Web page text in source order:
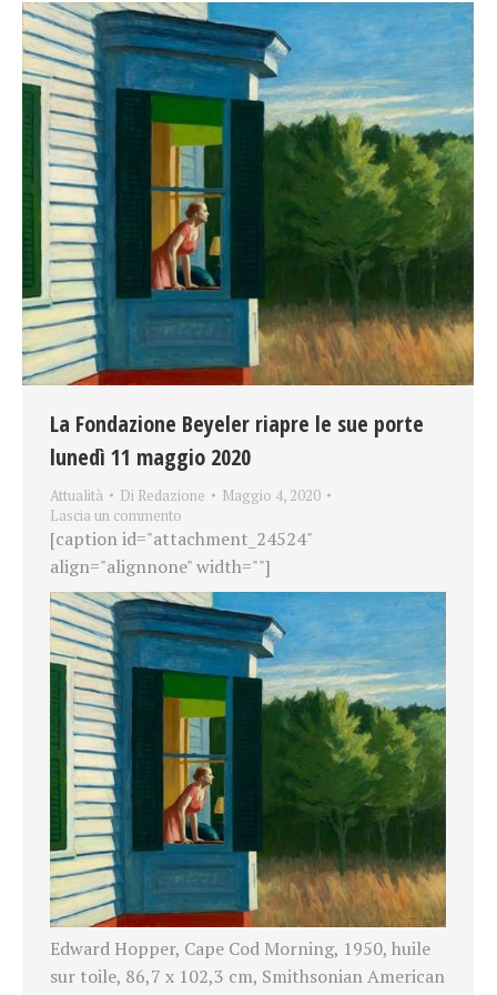
La Fondazione Beyeler riapre le sue porte
lunedì 11 maggio 2020
Attualità Di Redazione
Maggio 4, 2020
Lascia un commento
[caption id="attachment_24524"
align="alignnone" width=""]
Edward Hopper, Cape Cod Morning, 1950, huile
sur toile, 86,7 x 102,3 cm, Smithsonian American